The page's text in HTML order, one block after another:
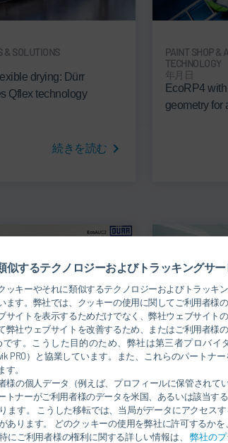
似するテクノロジーおよびトラッキングサ
ッキーやそれに類似するテクノロジーおよびトラッキ
ます。弊社では、クッキーの使用に関してご利用者様
サイトを表示するためだけでなく、弊社ウェブサイト
弊社ウェブサイトを改善するため、またはご利用者様
す。こうした目的のため、弊社は第三者プロバイダ
PRO）と協業しています。また、これらのパートナ
。
様の個人データ（例えば、プロフィールに保管されて
トナーがご利用者様のデータを米国、あるいは該当す
ます。 こうした移転では、当局がデータにアクセス
あります。 どのクッキーの使用を弊社に許可するか
にご利用者様の権利に関する詳しい情報は、弊社の
& SOLUTIONS
drying: Dürr
Qflex technology
続きを読む
PAINT SHOP &
TECHNOLOGY
年月日
EcoRP4
geometry for
& APPLICATION
EcoAUC2 control unit for
and maximum
PAINT SHOP &
年月日
EcoNextJet
on vehicle